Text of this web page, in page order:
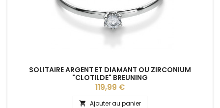
SOLITAIRE ARGENT ET DIAMANT OU ZIRCONIUM
"CLOTILDE" BREUNING
Prix
119,99 €
 Ajouter au panier